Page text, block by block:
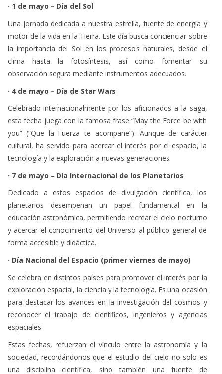
· 1 de mayo – Día del Sol
Una jornada dedicada a nuestra estrella, fuente de energía y
motor de la vida en la Tierra. Este día busca concienciar sobre
la importancia del Sol en los procesos naturales, desde el
clima hasta la fotosíntesis, así como fomentar su
observación segura mediante instrumentos adecuados.
· 4 de mayo – Día de Star Wars
Celebrado internacionalmente por los aficionados a la saga,
esta fecha juega con la famosa frase “May the Force be with
you” (“Que la Fuerza te acompañe”). Aunque de carácter
cultural, ha servido para acercar el interés por el espacio, la
tecnología y la exploración a nuevas generaciones.
· 7 de mayo – Día Internacional de los Planetarios
Dedicado a estos espacios de divulgación científica, los
planetarios desempeñan un papel fundamental en la
educación astronómica, permitiendo recrear el cielo nocturno
y acercar el conocimiento del Universo al público general de
forma accesible y didáctica.
· Día Nacional del Espacio (primer viernes de mayo)
Se celebra en distintos países para promover el interés por la
exploración espacial, la ciencia y la tecnología. Es una ocasión
para destacar los avances en la investigación del cosmos y
reconocer el trabajo de científicos, ingenieros y agencias
espaciales.
Estas fechas, refuerzan el vínculo entre la astronomía y la
sociedad, recordándonos que el estudio del cielo no solo es
una disciplina científica, sino también una fuente de